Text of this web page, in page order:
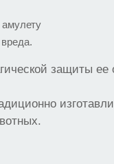
защиты ее